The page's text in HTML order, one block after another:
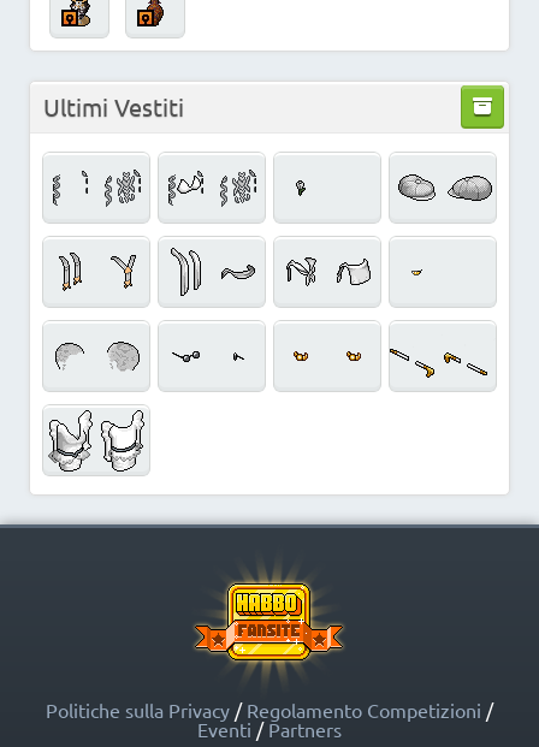
Ultimi Vestiti
Politiche sulla Privacy / Regolamento Competizioni /
Eventi / Partners